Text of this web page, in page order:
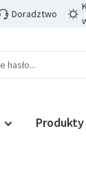
Doradztwo
Produkty